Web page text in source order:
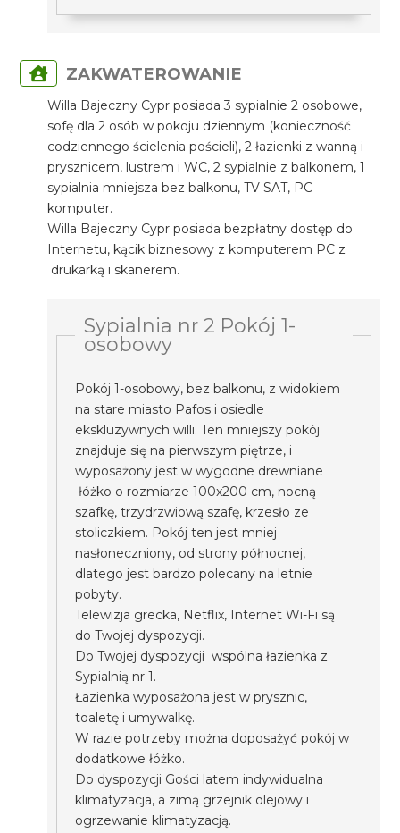
ZAKWATEROWANIE
Willa Bajeczny Cypr posiada 3 sypialnie 2 osobowe,
sofę dla 2 osób w pokoju dziennym (konieczność
codziennego ścielenia pościeli), 2 łazienki z wanną i
prysznicem, lustrem i WC, 2 sypialnie z balkonem, 1
sypialnia mniejsza bez balkonu, TV SAT, PC
komputer.
Willa Bajeczny Cypr posiada bezpłatny dostęp do
Internetu, kącik biznesowy z komputerem PC z
drukarką i skanerem.
Sypialnia nr 2 Pokój 1-
osobowy
Pokój 1-osobowy, bez balkonu, z widokiem
na stare miasto Pafos i osiedle
ekskluzywnych willi. Ten mniejszy pokój
znajduje się na pierwszym piętrze, i
wyposażony jest w wygodne drewniane
łóżko o rozmiarze 100x200 cm, nocną
szafkę, trzydrzwiową szafę, krzesło ze
stoliczkiem. Pokój ten jest mniej
nasłoneczniony, od strony północnej,
dlatego jest bardzo polecany na letnie
pobyty.
Telewizja grecka, Netflix, Internet Wi-Fi są
do Twojej dyspozycji.
Do Twojej dyspozycji wspólna łazienka z
Sypialnią nr 1.
Łazienka wyposażona jest w prysznic,
toaletę i umywalkę.
W razie potrzeby można doposażyć pokój w
dodatkowe łóżko.
Do dyspozycji Gości latem indywidualna
klimatyzacja, a zimą grzejnik olejowy i
ogrzewanie klimatyzacją.